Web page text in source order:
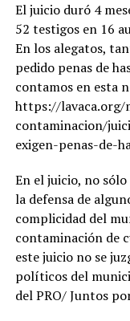
El juicio duró 4
52 testigos en 16
En los alegatos,
pedido penas de
contamos en esta
https://lavaca.org/
contaminacion/
exigen-penas-de-
En el juicio, no
la defensa de
complicidad del
contaminación de
este juicio no se
políticos del
del PRO/ Juntos